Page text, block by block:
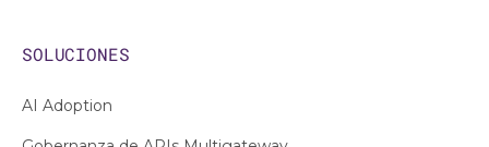
SOLUCIONES
AI Adoption